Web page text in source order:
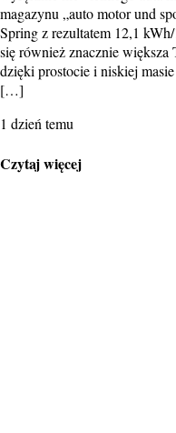
magazynu „auto motor und
Spring z rezultatem 12,1 kWh/
się również znacznie
dzięki prostocie i niskiej
[…]
1 dzień temu
Czytaj więcej